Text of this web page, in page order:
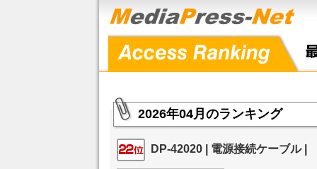
2026年04月のランキング
DP-42020 | 電源接続ケーブル |